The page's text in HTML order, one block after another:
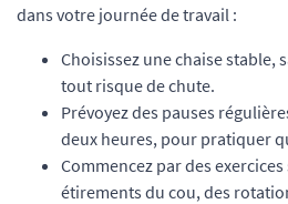
dans votre journée de travail :
Choisissez une chaise stable,
tout risque de chute.
Prévoyez des pauses
deux heures, pour pratiquer
Commencez par des
étirements du cou, des